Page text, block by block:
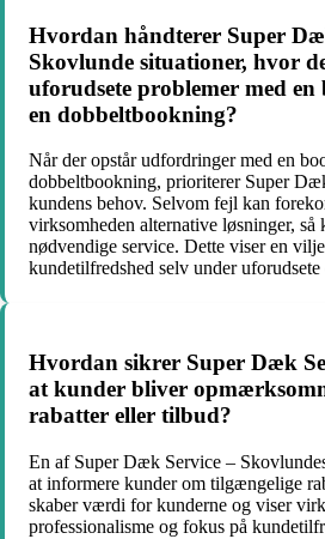
Hvordan håndterer Super
Skovlunde situationer, hvor
uforudsete problemer med en
en dobbeltbookning?
Når der opstår udfordringer med en
dobbeltbookning, prioriterer Super
kundens behov. Selvom fejl kan
virksomheden alternative løsninger, så
nødvendige service. Dette viser en
kundetilfredshed selv under
Hvordan sikrer Super Dæk
at kunder bliver
rabatter eller tilbud?
En af Super Dæk Service –
at informere kunder om tilgængelige
skaber værdi for kunderne og viser
professionalisme og fokus på